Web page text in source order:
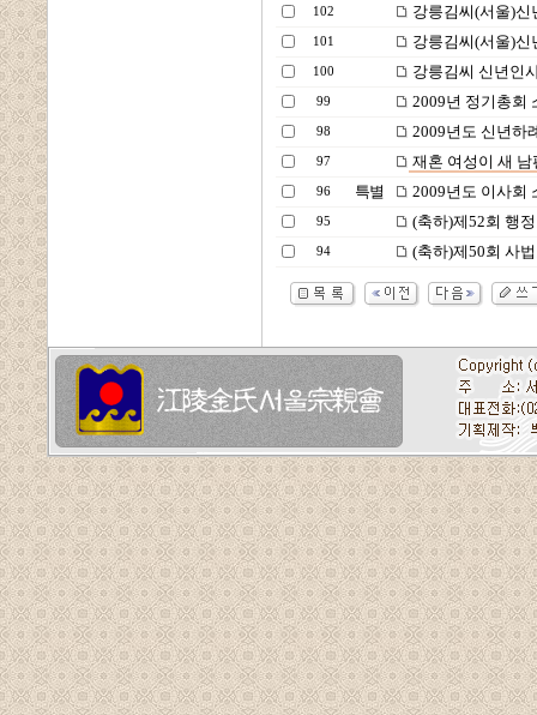
102 강릉김씨(서울)신
101 강릉김씨(서울)신
100 강릉김씨 신년인
99 2009년 정기총회
98 2009년도 신년하
97 재혼 여성이 새
96 특별 2009년도 이사회
95 (축하)제52회 행
94 (축하)제50회 사